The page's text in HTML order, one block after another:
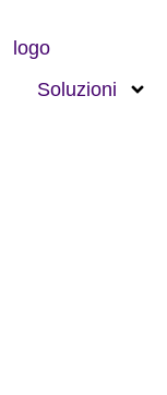
Soluzioni